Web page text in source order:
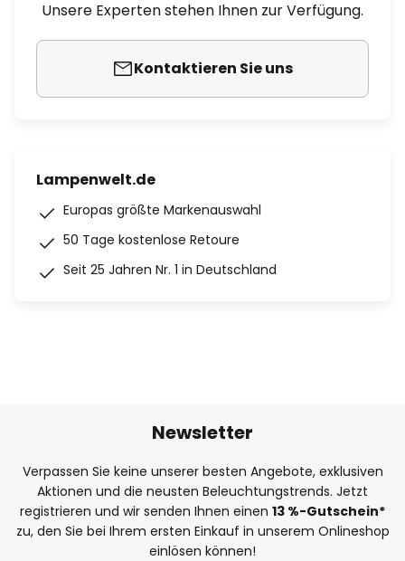
Unsere Experten stehen Ihnen zur Verfügung.
Kontaktieren Sie uns
Lampenwelt.de
Europas größte Markenauswahl
50 Tage kostenlose Retoure
Seit 25 Jahren Nr. 1 in Deutschland
Newsletter
Verpassen Sie keine unserer besten Angebote, exklusiven
Aktionen und die neusten Beleuchtungstrends. Jetzt
registrieren und wir senden Ihnen einen 13 %-Gutschein*
zu, den Sie bei Ihrem ersten Einkauf in unserem Onlineshop
einlösen können!